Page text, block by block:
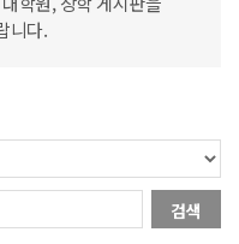
니다.
검색